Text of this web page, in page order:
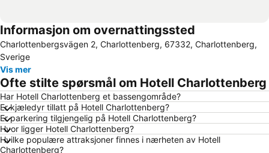
Informasjon om overnattingssted
Charlottenbergsvägen 2, Charlottenberg, 67332, Charlottenberg,
Sverige
Vis mer
Ofte stilte spørsmål om Hotell Charlottenberg
Har Hotell Charlottenberg et bassengområde?
Er kjæledyr tillatt på Hotell Charlottenberg?
Er parkering tilgjengelig på Hotell Charlottenberg?
Hvor ligger Hotell Charlottenberg?
Hvilke populære attraksjoner finnes i nærheten av Hotell
Charlottenberg?